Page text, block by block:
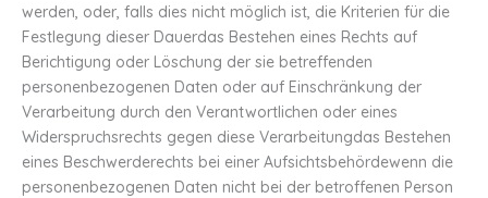
werden, oder, falls dies nicht möglich ist, die Kriterien für die
Festlegung dieser Dauerdas Bestehen eines Rechts auf
Berichtigung oder Löschung der sie betreffenden
personenbezogenen Daten oder auf Einschränkung der
Verarbeitung durch den Verantwortlichen oder eines
Widerspruchsrechts gegen diese Verarbeitungdas Bestehen
eines Beschwerderechts bei einer Aufsichtsbehördewenn die
personenbezogenen Daten nicht bei der betroffenen Person